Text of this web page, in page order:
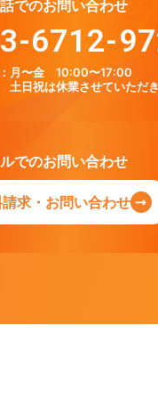
でのお問い合わせ
6712-
月〜金 10:00〜17:00
土日祝は休業させていただき
でのお問い合わせ
請求・お問い合わせ